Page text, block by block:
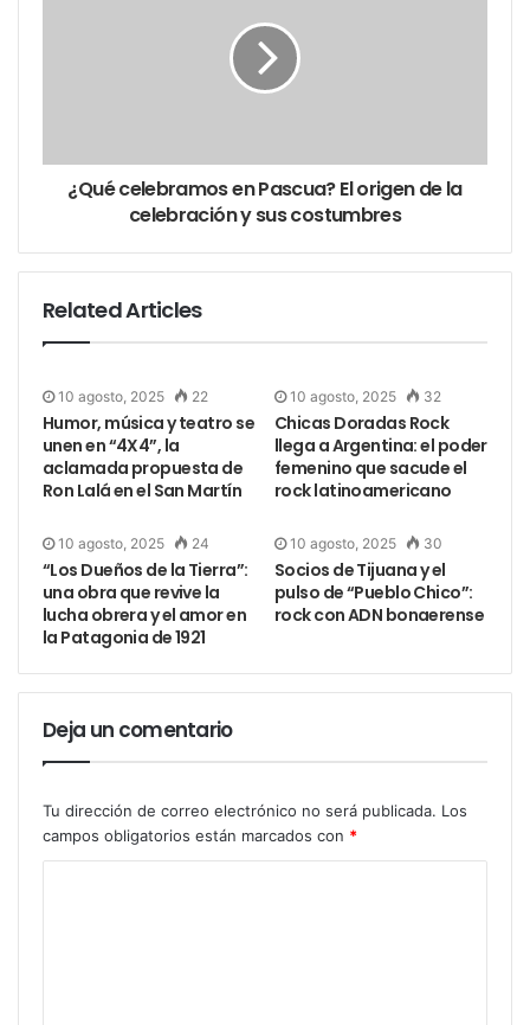
Una experiencia escénica imperdible para quienes
buscan un teatro dinámico, contemporáneo y con
Tags teatro y sociedad
¿Qué celebramos en Pascua? El origen de la
celebración y sus costumbres
Related Articles
10 agosto, 2025 22
Humor, música y teatro se
unen en “4X4”, la
aclamada propuesta de
Ron Lalá en el San Martín
10 agosto, 2025 32
Chicas Doradas Rock
llega a Argentina: el poder
femenino que sacude el
rock latinoamericano
10 agosto, 2025 24
“Los Dueños de la Tierra”:
una obra que revive la
lucha obrera y el amor en
la Patagonia de 1921
10 agosto, 2025 30
Socios de Tijuana y el
pulso de “Pueblo Chico”:
rock con ADN bonaerense
Deja un comentario
Tu dirección de correo electrónico no será publicada. Los
campos obligatorios están marcados con *